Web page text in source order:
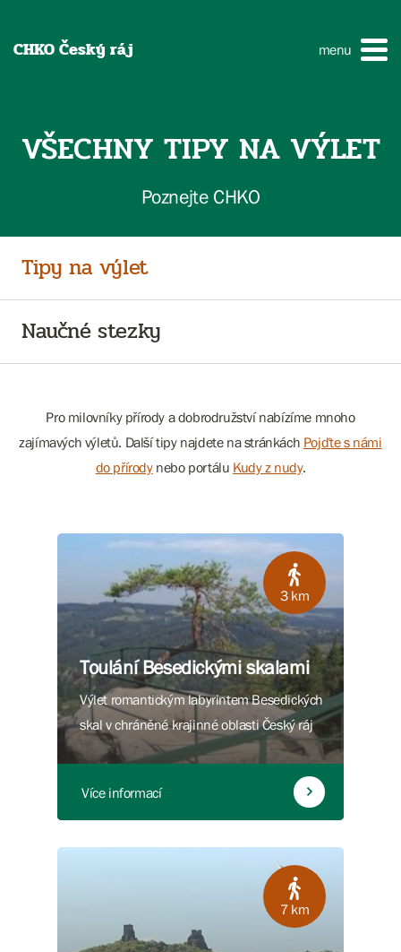
CHKO Český ráj menu
VŠECHNY TIPY NA VÝLET
Poznejte CHKO
Tipy na výlet
Naučné stezky
Pro milovníky přírody a dobrodružství nabízíme mnoho
zajímavých výletů. Další tipy najdete na stránkách Pojďte s námi
do přírodynebo portálu Kudy z nudy.
3 km
Toulání Besedickými skalami
Výlet romantickým labyrintem Besedických
skal v chráněné krajinné oblasti Český ráj
Více informací
7 km